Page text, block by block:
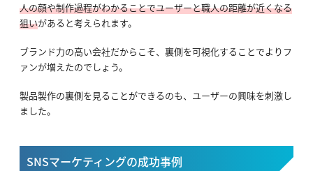
人の顔や制作過程がわかることでユーザーと職人の距離が近くなる
狙いがあると考えられます。
ブランド力の高い会社だからこそ、裏側を可視化することでよりフ
ァンが増えたのでしょう。
製品製作の裏側を見ることができるのも、ユーザーの興味を刺激し
ました。
SNSマーケティングの成功事例